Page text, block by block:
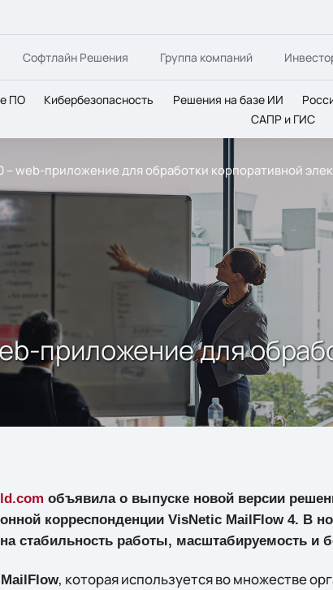
Софтлайн Решения Группа компаний
ПО Кибербезопасность Решения на базе ИИ
САПР и ГИС
– web-приложение для обработки корпоративной
приложение для
объявила о выпуске новой версии
корреспонденции VisNetic MailFlow 4. В
стабильность работы, масштабируемость и
, которая используется во множестве